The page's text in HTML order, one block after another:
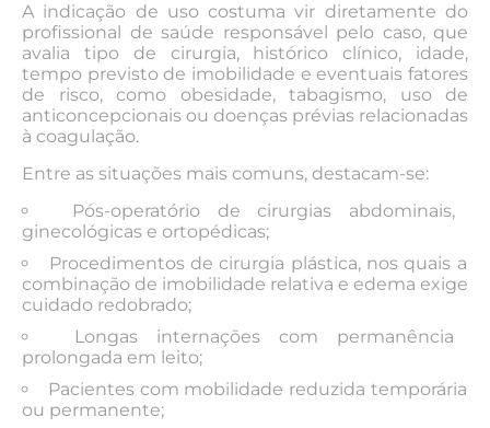
A indicação de uso costuma vir diretamente do
profissional de saúde responsável pelo caso, que
avalia tipo de cirurgia, histórico clínico, idade,
tempo previsto de imobilidade e eventuais fatores
de risco, como obesidade, tabagismo, uso de
anticoncepcionais ou doenças prévias relacionadas
à coagulação.
Entre as situações mais comuns, destacam-se:
Pós-operatório de cirurgias abdominais,
ginecológicas e ortopédicas;
Procedimentos de cirurgia plástica, nos quais a
combinação de imobilidade relativa e edema exige
cuidado redobrado;
Longas internações com permanência
prolongada em leito;
Pacientes com mobilidade reduzida temporária
ou permanente;